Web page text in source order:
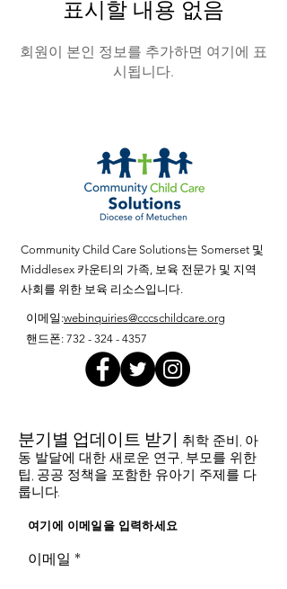
표시할 내용 없음
회원이 본인 정보를 추가하면 여기에 표
시됩니다.
Community Child Care Solutions는 Somerset 및
Middlesex 카운티의 가족, 보육 전문가 및 지역
사회를 위한 보육 리소스입니다.
이메일 :webinquiries@cccschildcare.org
핸드폰: 732 - 324 - 4357
분기별 업데이트 받기 취학 준비, 아
동 발달에 대한 새로운 연구, 부모를 위한
팁, 공공 정책을 포함한 유아기 주제를 다
룹니다.
여기에 이메일을 입력하세요
이메일